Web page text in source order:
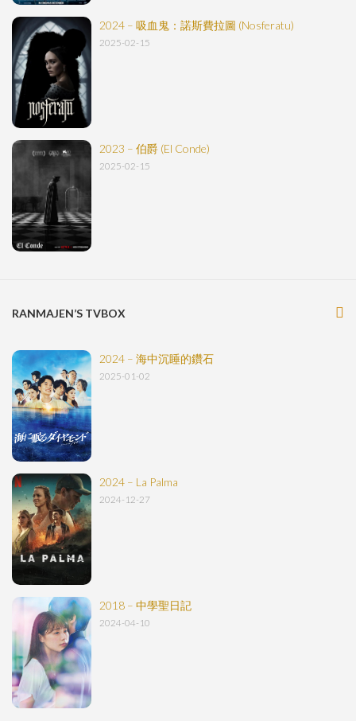
2024 – 吸血鬼：諾斯費拉圖 (Nosferatu)
2025-02-15
2023 – 伯爵 (El Conde)
2025-02-15
RANMAJEN’S TVBOX
2024 – 海中沉睡的鑽石
2025-01-02
2024 – La Palma
2024-12-27
2018 – 中學聖日記
2024-04-10